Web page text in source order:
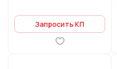
Запросить КП